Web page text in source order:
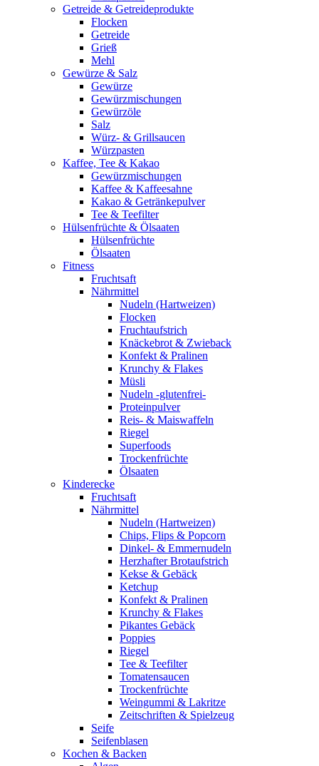
Getreide & Getreideprodukte
Flocken
Getreide
Grieß
Mehl
Gewürze & Salz
Gewürze
Gewürzmischungen
Gewürzöle
Salz
Würz- & Grillsaucen
Würzpasten
Kaffee, Tee & Kakao
Gewürzmischungen
Kaffee & Kaffeesahne
Kakao & Getränkepulver
Tee & Teefilter
Hülsenfrüchte & Ölsaaten
Hülsenfrüchte
Ölsaaten
Fitness
Fruchtsaft
Nährmittel
Nudeln (Hartweizen)
Flocken
Fruchtaufstrich
Knäckebrot & Zwieback
Konfekt & Pralinen
Krunchy & Flakes
Müsli
Nudeln -glutenfrei-
Proteinpulver
Reis- & Maiswaffeln
Riegel
Superfoods
Trockenfrüchte
Ölsaaten
Kinderecke
Fruchtsaft
Nährmittel
Nudeln (Hartweizen)
Chips, Flips & Popcorn
Dinkel- & Emmernudeln
Herzhafter Brotaufstrich
Kekse & Gebäck
Ketchup
Konfekt & Pralinen
Krunchy & Flakes
Pikantes Gebäck
Poppies
Riegel
Tee & Teefilter
Tomatensaucen
Trockenfrüchte
Weingummi & Lakritze
Zeitschriften & Spielzeug
Seife
Seifenblasen
Kochen & Backen